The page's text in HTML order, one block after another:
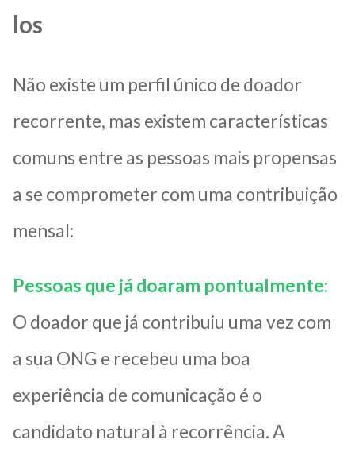
los
Não existe um perfil único de doador
recorrente, mas existem características
comuns entre as pessoas mais propensas
a se comprometer com uma contribuição
mensal:
Pessoas que já doaram pontualmente:
O doador que já contribuiu uma vez com
a sua ONG e recebeu uma boa
experiência de comunicação é o
candidato natural à recorrência. A